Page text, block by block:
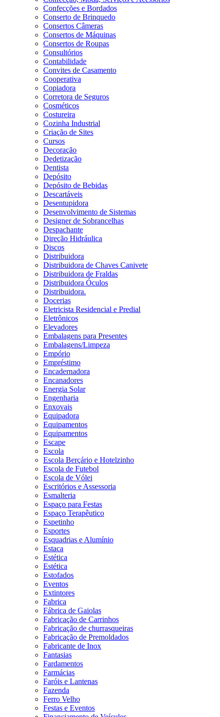
Confecções e Bordados
Conserto de Brinquedo
Consertos Câmeras
Consertos de Máquinas
Consertos de Roupas
Consultórios
Contabilidade
Convites de Casamento
Cooperativa
Copiadora
Corretora de Seguros
Cosméticos
Costureira
Cozinha Industrial
Criação de Sites
Cursos
Decoração
Dedetização
Dentista
Depósito
Depósito de Bebidas
Descartáveis
Desentupidora
Desenvolvimento de Sistemas
Designer de Sobrancelhas
Despachante
Direção Hidráulica
Discos
Distribuidora
Distribuidora de Chaves Canivete
Distribuidora de Fraldas
Distribuidora Óculos
Distribuidora.
Docerias
Eletricista Residencial e Predial
Eletrônicos
Elevadores
Embalagens para Presentes
Embalagens/Limpeza
Empório
Empréstimo
Encadernadora
Encanadores
Energia Solar
Engenharia
Enxovais
Equipadora
Equipamentos
Equipamentos
Escape
Escola
Escola Berçário e Hotelzinho
Escola de Futebol
Escola de Vólei
Escritórios e Assessoria
Esmalteria
Espaço para Festas
Espaço Terapêutico
Espetinho
Esportes
Esquadrias e Alumínio
Estaca
Estética
Estética
Estofados
Eventos
Extintores
Fabrica
Fábrica de Gaiolas
Fabricação de Carrinhos
Fabricação de churrasqueiras
Fabricação de Premoldados
Fabricante de Inox
Fantasias
Fardamentos
Farmácias
Faróis e Lantenas
Fazenda
Ferro Velho
Festas e Eventos